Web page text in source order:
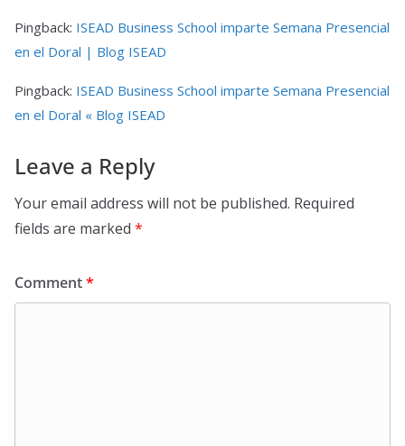
Pingback: ISEAD Business School imparte Semana Presencial
en el Doral | Blog ISEAD
Pingback: ISEAD Business School imparte Semana Presencial
en el Doral « Blog ISEAD
Leave a Reply
Your email address will not be published. Required
fields are marked *
Comment*